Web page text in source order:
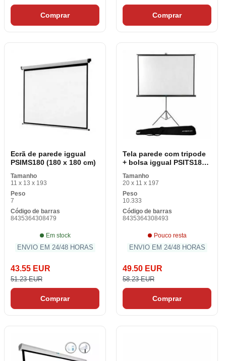
Comprar Comprar
Ecrã de parede iggual
PSIMS180 (180 x 180 cm)
Tamanho
11 x 13 x 193
Peso
7
Código de barras
8435364308479
Em stock
ENVIO EM 24/48 HORAS
43.55 EUR
51.23 EUR
Comprar
Tela parede com tripode
+ bolsa iggual PSITS180
Tamanho
20 x 11 x 197
Peso
10.333
Código de barras
8435364308493
Pouco resta
ENVIO EM 24/48 HORAS
49.50 EUR
58.23 EUR
Comprar